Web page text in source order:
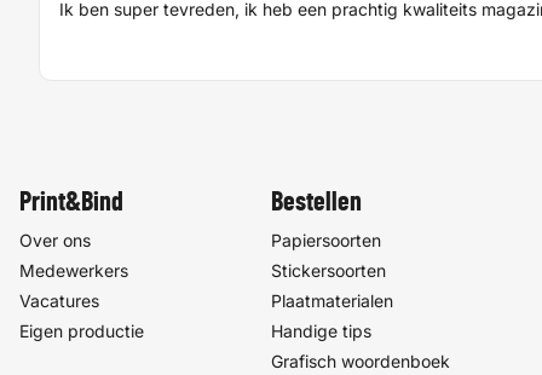
Ik ben super tevreden, ik heb een prachtig kwaliteits
Print&Bind
Over ons
Medewerkers
Vacatures
Eigen productie
Bestellen
Papiersoorten
Stickersoorten
Plaatmaterialen
Handige tips
Grafisch woordenboek